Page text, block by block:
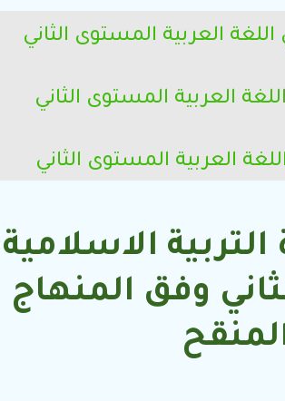
العربية المستوى الثاني
العربية المستوى الثاني
العربية المستوى الثاني
الاسلامية
وفق المنهاج